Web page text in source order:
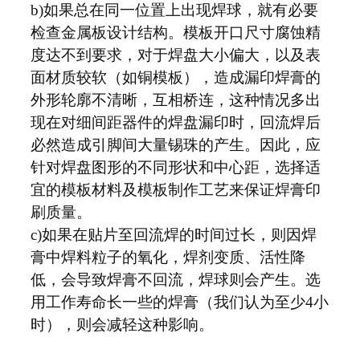
b)如果总在同一位置上出现焊球，就有必要
检查金属板设计结构。模板开口尺寸腐蚀精
度达不到要求，对于焊盘大小偏大，以及表
面材质较软（如铜模板），造成漏印焊膏的
外形轮廓不清晰，互相桥连，这种情况多出
现在对细间距器件的焊盘漏印时，回流焊后
必然造成引脚间大量锡珠的产生。因此，应
针对焊盘图形的不同形状和中心距，选择适
宜的模板材料及模板制作工艺来保证焊膏印
刷质量。
c)如果在贴片至回流焊的时间过长，则因焊
膏中焊料粒子的氧化，焊剂变质、活性降
低，会导致焊膏不回流，焊球则会产生。选
用工作寿命长一些的焊膏（我们认为至少4小
时），则会减轻这种影响。